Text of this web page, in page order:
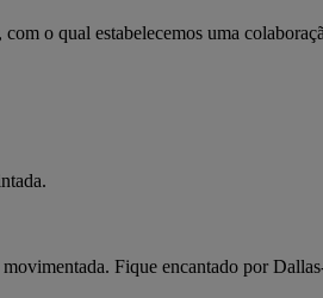
o qual estabelecemos uma
Fique encantado por